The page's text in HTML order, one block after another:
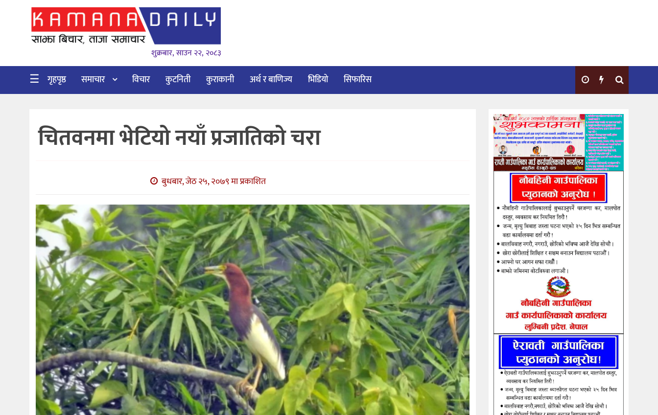
गृहपृष्ठ
विचार
कुटनिती
सिफारिस
शुक्रबार, साउन २२, २०८३
☰ गृहपृष्ठ समाचार विचार कुटनिती कुराकानी अर्थ र बाणिज्य भिडियो सिफारिस
चितवनमा भेटियो नयाँ प्रजातिको चरा
बुधबार, जेठ २५, २०७९ मा प्रकाशित